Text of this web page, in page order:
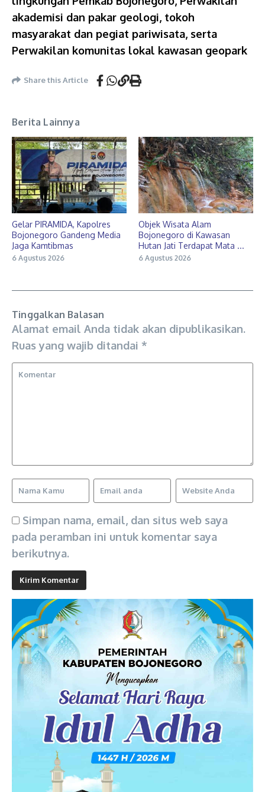
akademisi dan pakar geologi, tokoh
masyarakat dan pegiat pariwisata, serta
Perwakilan komunitas lokal kawasan geopark
Share this Article
Berita Lainnya
Gelar PIRAMIDA, Kapolres
Bojonegoro Gandeng Media
Jaga Kamtibmas
6 Agustus 2026
Objek Wisata Alam
Bojonegoro di Kawasan
Hutan Jati Terdapat Mata ...
6 Agustus 2026
Tinggalkan Balasan
Alamat email Anda tidak akan dipublikasikan.
Ruas yang wajib ditandai *
Simpan nama, email, dan situs web saya
pada peramban ini untuk komentar saya
berikutnya.